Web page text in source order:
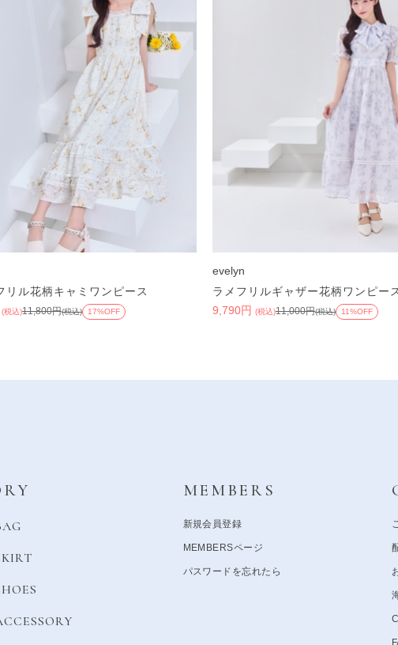
リル花柄キャミワンピース
(税込)11,800円(税込) 17%OFF
evelyn
ラメフリルギャザー花柄ワンピー
9,790円 (税込)11,000円(税込) 11%OFF
MEMBERS
新規会員登録
MEMBERSページ
パスワードを忘れたら